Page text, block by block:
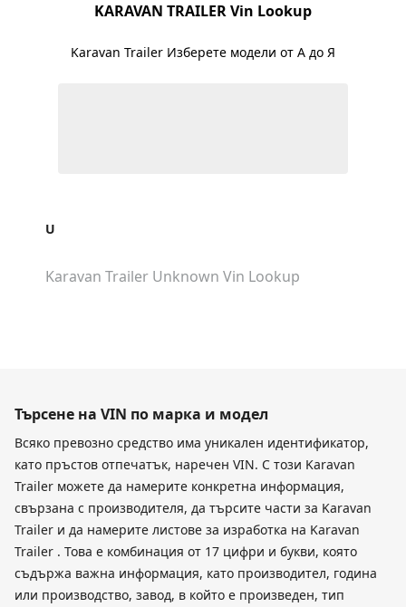
KARAVAN TRAILERVin Lookup
Karavan Trailer Изберете модели от А до Я
U
Karavan Trailer Unknown Vin Lookup
Търсене на VIN по марка и модел
Всяко превозно средство има уникален идентификатор,
като пръстов отпечатък, наречен VIN. С този Karavan
Trailer можете да намерите конкретна информация,
свързана с производителя, да търсите части за Karavan
Trailer и да намерите листове за изработка на Karavan
Trailer . Това е комбинация от 17 цифри и букви, която
съдържа важна информация, като производител, година
или производство, завод, в който е произведен, тип